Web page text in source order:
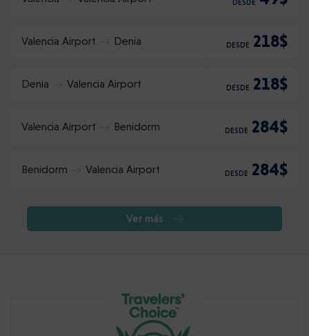
DESDE
Valencia Airport Denia DESDE 218$
Denia Valencia Airport DESDE 218$
Valencia Airport Benidorm DESDE 284$
Benidorm Valencia Airport DESDE 284$
Ver más